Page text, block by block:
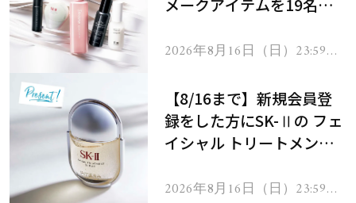
メークアイテムを19名様
2026年8月16日（日）23:59ま
【8/16まで】新規会員登
録をした方にSK-Ⅱの フェ
イシャル トリートメント
2026年8月16日（日）23:59ま